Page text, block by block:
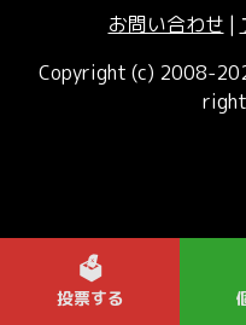
お問い合わせ |
Copyright (c) 2008-
🗳️
投票する